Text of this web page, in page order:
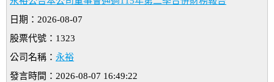
日期：2026-08-07
股票代號：1323
公司名稱： 永裕
發言時間：2026-08-07 16:49:22